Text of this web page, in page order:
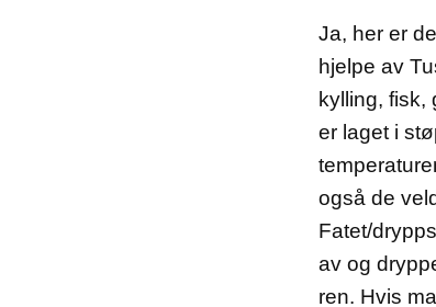
Ja, her er
hjelpe av
kylling, fisk,
er laget i
også de
Fatet/
av og
ren. Hvis